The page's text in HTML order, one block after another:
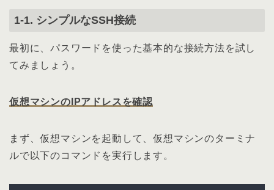
1-1. シンプルなSSH接続
最初に、パスワードを使った基本的な接続方法を試し
てみましょう。
仮想マシンのIPアドレスを確認
まず、仮想マシンを起動して、仮想マシンのターミナ
ルで以下のコマンドを実行します。